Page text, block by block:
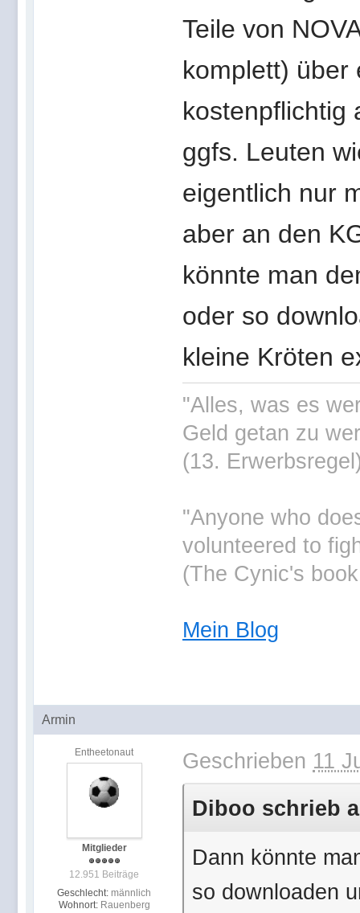
Teile von
komplett) über
kostenpflichtig
ggfs. Leuten
eigentlich nur
aber an den
könnte man
oder so
kleine Kröten
"Alles, was es
Geld getan zu
(13.
"Anyone who
volunteered to
(The Cynic's
Mein Blog
Armin
Entheetonaut
Mitglieder
12.951 Beiträge
Geschlecht: männlich
Wohnort: Rauenberg
Geschrieben 11
Diboo schrieb
Dann könnte
so downloaden